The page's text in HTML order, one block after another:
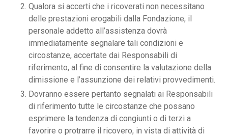
Qualora si accerti che i ricoverati non necessitano
delle prestazioni erogabili dalla Fondazione, il
personale addetto all’assistenza dovrà
immediatamente segnalare tali condizioni e
circostanze, accertate dai Responsabili di
riferimento, al fine di consentire la valutazione della
dimissione e l’assunzione dei relativi provvedimenti.
Dovranno essere pertanto segnalati ai Responsabili
di riferimento tutte le circostanze che possano
esprimere la tendenza di congiunti o di terzi a
favorire o protrarre il ricovero, in vista di attività di